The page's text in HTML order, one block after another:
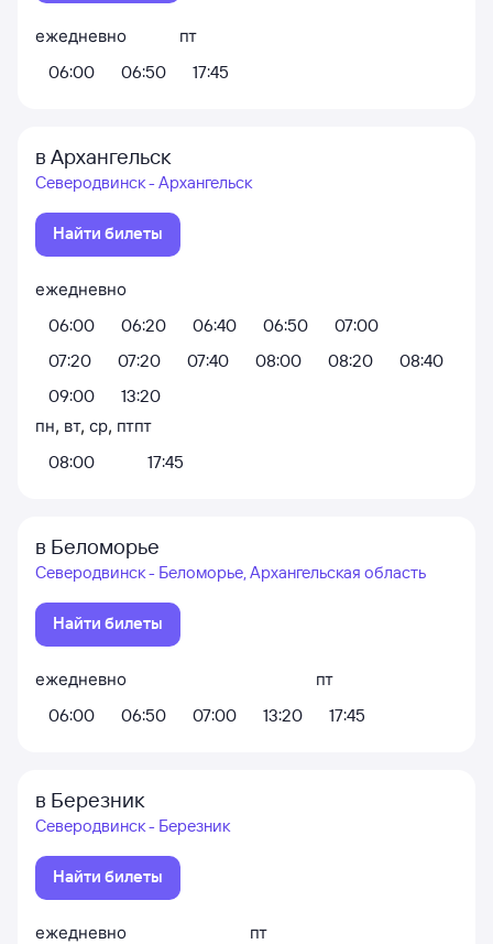
ежедневно
06:00
06:50
пт
17:45
в Архангельск
Северодвинск - Архангельск
Найти билеты
ежедневно
06:00
06:20 06:40 06:50
07:00
07:20
07:20 07:40 08:00 08:20
08:40
09:00
13:20
пн, вт, ср, пт
08:00
пт
17:45
в Беломорье
Северодвинск - Беломорье, Архангельская область
Найти билеты
ежедневно
06:00
06:50 07:00 13:20
пт
17:45
в Березник
Северодвинск - Березник
Найти билеты
ежедневно
пт